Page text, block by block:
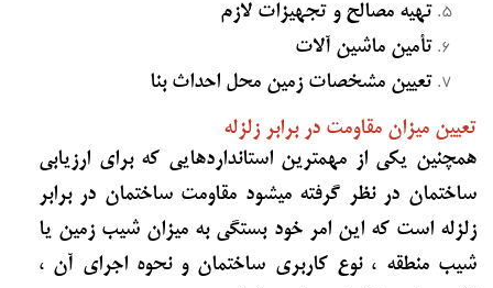
تهیه مصالح و تجهیزات لازم
تأمین ماشین آلات
تعیین مشخصات زمین محل احداث بنا
تعیین میزان مقاومت در برابر زلزله
همچنین یکی از مهمترین استانداردهایی که برای ارزیابی
ساختمان در نظر گرفته میشود مقاومت ساختمان در برابر
زلزله است که این امر خود بستگی به میزان شیب زمین یا
شیب منطقه ، نوع کاربری ساختمان و نحوه اجرای آن ،